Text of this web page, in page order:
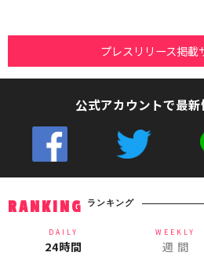
プレスリリース掲載
公式アカウントで最新
RANKING ランキング
DAILY
24時間
WEEKLY
週 間